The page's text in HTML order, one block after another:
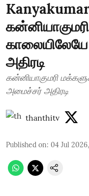
அதிரடி
கன்னியாகுமரி
அமைச்சர் அதிரடி
thanthitv
Published on: 04 Jul